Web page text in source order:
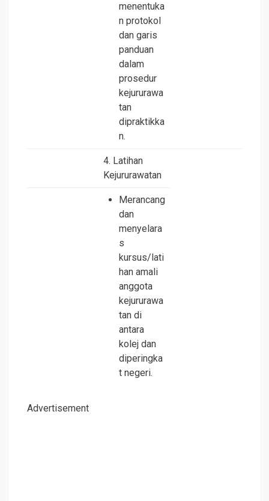
menentuka
n protokol
dan garis
panduan
dalam
prosedur
kejururawa
tan
dipraktikka
n.
4. Latihan
Kejururawatan
Merancang
dan
menyelara
s
kursus/lati
han amali
anggota
kejururawa
tan di
antara
kolej dan
diperingka
t negeri.
Advertisement